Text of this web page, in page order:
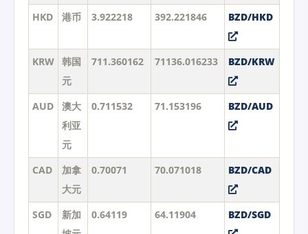
HKD 港币 3.922218 392.221846 BZD/HKD
KRW 韩国
元
711.360162 71136.016233 BZD/KRW
AUD
澳大
利亚
元
0.711532 71.153196 BZD/AUD
CAD
加拿
大元
0.70071 70.071018 BZD/CAD
SGD
新加
0.64119 64.11904 BZD/SGD